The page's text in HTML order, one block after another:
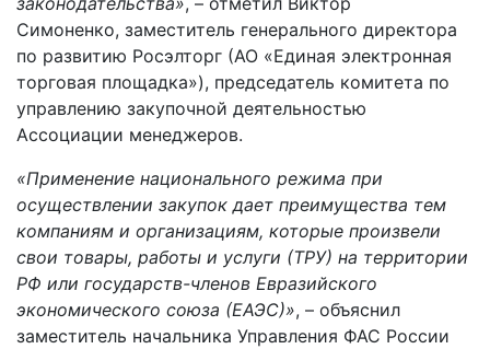
Симоненко, заместитель генерального директора
по развитию Росэлторг (АО «Единая электронная
торговая площадка»), председатель комитета по
управлению закупочной деятельностью
Ассоциации менеджеров.
«Применение национального режима при
осуществлении закупок дает преимущества тем
компаниям и организациям, которые произвели
свои товары, работы и услуги (ТРУ) на территории
РФ или государств-членов Евразийского
экономического союза (ЕАЭС)», – объяснил
заместитель начальника Управления ФАС России